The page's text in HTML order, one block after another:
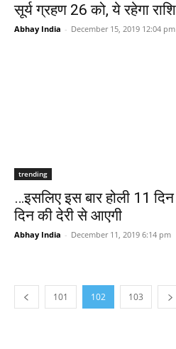
सूर्य ग्रहण 26 को, ये रहेगा
Abhay India - December 15, 2019 12:04 pm
trending
…इसलिए इस बार होली 11
दिन की देरी से आएगी
Abhay India - December 11, 2019 6:14 pm
101 102 103